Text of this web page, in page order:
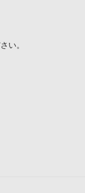
い。